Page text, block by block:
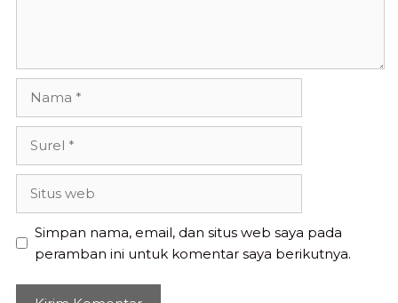
Simpan nama, email, dan situs web saya pada
peramban ini untuk komentar saya berikutnya.